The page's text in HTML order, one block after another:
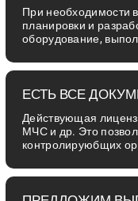
При необходимости
планировки и
оборудование,
ЕСТЬ ВСЕ
Действующая
МЧС и др. Это
контролируюбщих